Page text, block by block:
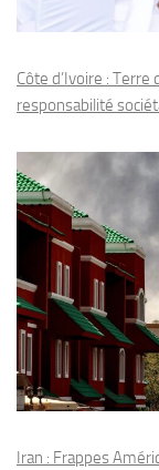
Côte d’Ivoire :
responsabilité
Iran : Frappes